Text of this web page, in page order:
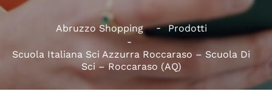
Abruzzo Shopping Prodotti
Scuola Italiana Sci Azzurra Roccaraso – Scuola Di
Sci – Roccaraso (AQ)